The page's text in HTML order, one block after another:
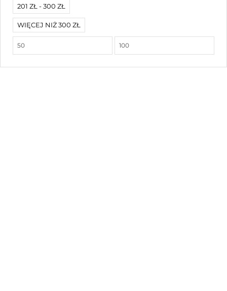
201 ZŁ - 300 ZŁ
WIĘCEJ NIŻ 300 ZŁ